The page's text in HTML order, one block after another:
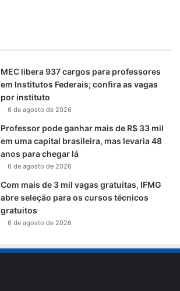
MEC libera 937 cargos para professores
em Institutos Federais; confira as vagas
por instituto
6 de agosto de 2026
Professor pode ganhar mais de R$ 33 mil
em uma capital brasileira, mas levaria 48
anos para chegar lá
6 de agosto de 2026
Com mais de 3 mil vagas gratuitas, IFMG
abre seleção para os cursos técnicos
gratuitos
6 de agosto de 2026